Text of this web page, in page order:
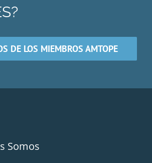
DE LOS MIEMBROS AMTOPE
Somos